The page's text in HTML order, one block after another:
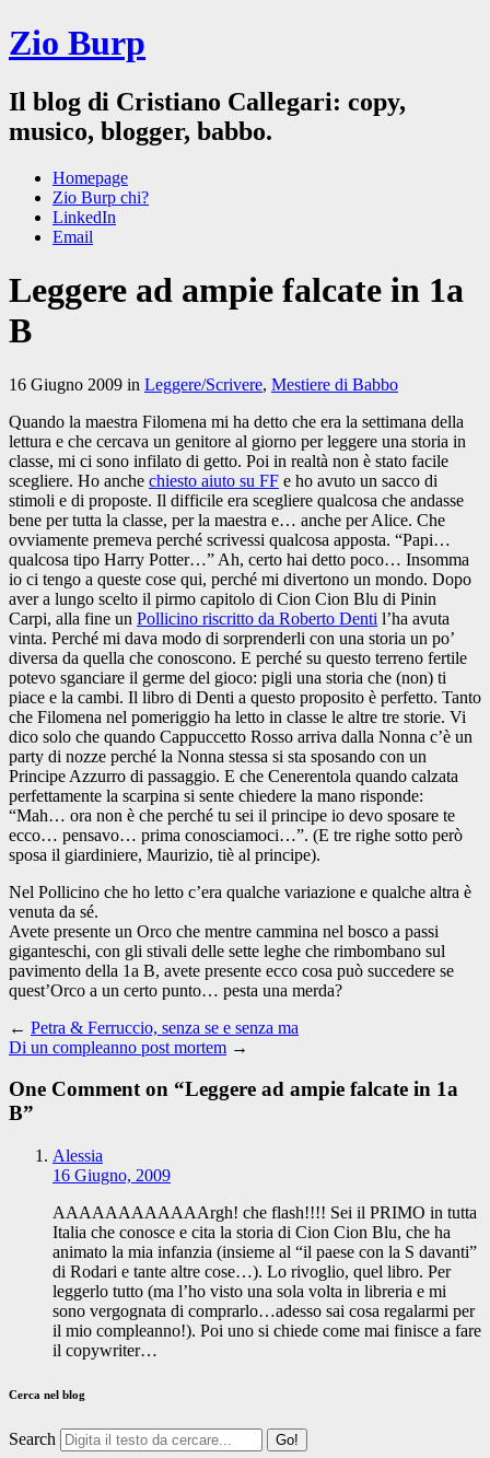
Zio Burp
Il blog di Cristiano Callegari: copy,
musico, blogger, babbo.
Homepage
Zio Burp chi?
LinkedIn
Email
Leggere ad ampie falcate in 1a
B
16 Giugno 2009 in Leggere/Scrivere, Mestiere di Babbo
Quando la maestra Filomena mi ha detto che era la settimana della
lettura e che cercava un genitore al giorno per leggere una storia in
classe, mi ci sono infilato di getto. Poi in realtà non è stato facile
scegliere. Ho anche chiesto aiuto su FF e ho avuto un sacco di
stimoli e di proposte. Il difficile era scegliere qualcosa che andasse
bene per tutta la classe, per la maestra e… anche per Alice. Che
ovviamente premeva perché scrivessi qualcosa apposta. “Papi…
qualcosa tipo Harry Potter…” Ah, certo hai detto poco… Insomma
io ci tengo a queste cose qui, perché mi divertono un mondo. Dopo
aver a lungo scelto il pirmo capitolo di Cion Cion Blu di Pinin
Carpi, alla fine un Pollicino riscritto da Roberto Denti l’ha avuta
vinta. Perché mi dava modo di sorprenderli con una storia un po’
diversa da quella che conoscono. E perché su questo terreno fertile
potevo sganciare il germe del gioco: pigli una storia che (non) ti
piace e la cambi. Il libro di Denti a questo proposito è perfetto. Tanto
che Filomena nel pomeriggio ha letto in classe le altre tre storie. Vi
dico solo che quando Cappuccetto Rosso arriva dalla Nonna c’è un
party di nozze perché la Nonna stessa si sta sposando con un
Principe Azzurro di passaggio. E che Cenerentola quando calzata
perfettamente la scarpina si sente chiedere la mano risponde:
“Mah… ora non è che perché tu sei il principe io devo sposare te
ecco… pensavo… prima conosciamoci…”. (E tre righe sotto però
sposa il giardiniere, Maurizio, tiè al principe).
Nel Pollicino che ho letto c’era qualche variazione e qualche altra è
venuta da sé.
Avete presente un Orco che mentre cammina nel bosco a passi
giganteschi, con gli stivali delle sette leghe che rimbombano sul
pavimento della 1a B, avete presente ecco cosa può succedere se
quest’Orco a un certo punto… pesta una merda?
← Petra & Ferruccio, senza se e senza ma
Di un compleanno post mortem →
One Comment on “Leggere ad ampie falcate in 1a
B”
Alessia
16 Giugno, 2009
AAAAAAAAAAAArgh! che flash!!!! Sei il PRIMO in tutta
Italia che conosce e cita la storia di Cion Cion Blu, che ha
animato la mia infanzia (insieme al “il paese con la S davanti”
di Rodari e tante altre cose…). Lo rivoglio, quel libro. Per
leggerlo tutto (ma l’ho visto una sola volta in libreria e mi
sono vergognata di comprarlo…adesso sai cosa regalarmi per
il mio compleanno!). Poi uno si chiede come mai finisce a fare
il copywriter…
Cerca nel blog
Search